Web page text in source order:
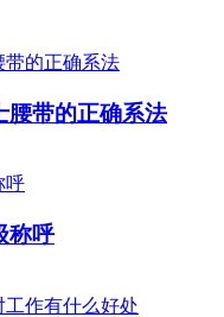
腰带的正确系法
称呼